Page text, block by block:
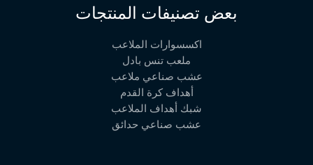
بعض تصنيفات المنتجات
اكسسوارات الملاعب
ملعب تنس بادل
عشب صناعي ملاعب
أهداف كرة القدم
شبك أهداف الملاعب
عشب صناعي حدائق